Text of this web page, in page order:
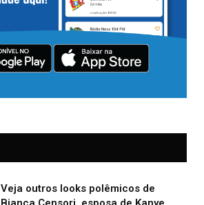
Veja outros looks polêmicos de